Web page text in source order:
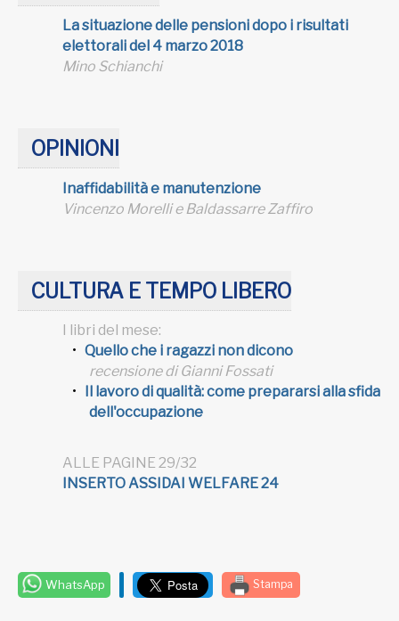
La situazione delle pensioni dopo i risultati
elettorali del 4 marzo 2018
Mino Schianchi
OPINIONI
Inaffidabilità e manutenzione
Vincenzo Morelli e Baldassarre Zaffiro
CULTURA E TEMPO LIBERO
I libri del mese:
Quello che i ragazzi non dicono
recensione di Gianni Fossati
Il lavoro di qualità: come prepararsi alla sfida
dell'occupazione
ALLE PAGINE 29/32
INSERTO ASSIDAI WELFARE 24
WhatsApp Stampa